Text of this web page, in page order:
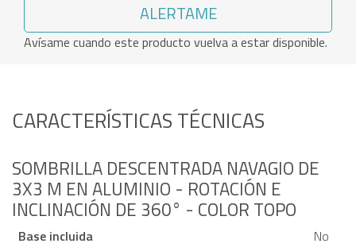
ALERTAME
Avísame cuando este producto vuelva a estar disponible.
CARACTERÍSTICAS TÉCNICAS
SOMBRILLA DESCENTRADA NAVAGIO DE
3X3 M EN ALUMINIO - ROTACIÓN E
INCLINACIÓN DE 360° - COLOR TOPO
Base incluida
No